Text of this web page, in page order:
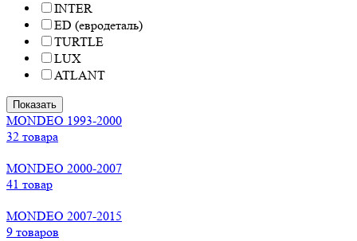
INTER
ED (евродеталь)
TURTLE
LUX
ATLANT
Показать
MONDEO 1993-2000
32 товара
MONDEO 2000-2007
41 товар
MONDEO 2007-2015
9 товаров